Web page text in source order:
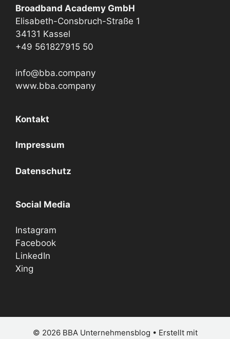
Broadband Academy GmbH
Elisabeth-Consbruch-Straße 1
34131 Kassel
+49 561827915 50
info@bba.company
www.bba.company
Kontakt
Impressum
Datenschutz
Social Media
Instagram
Facebook
LinkedIn
Xing
© 2026 BBA Unternehmensblog • Erstellt mit